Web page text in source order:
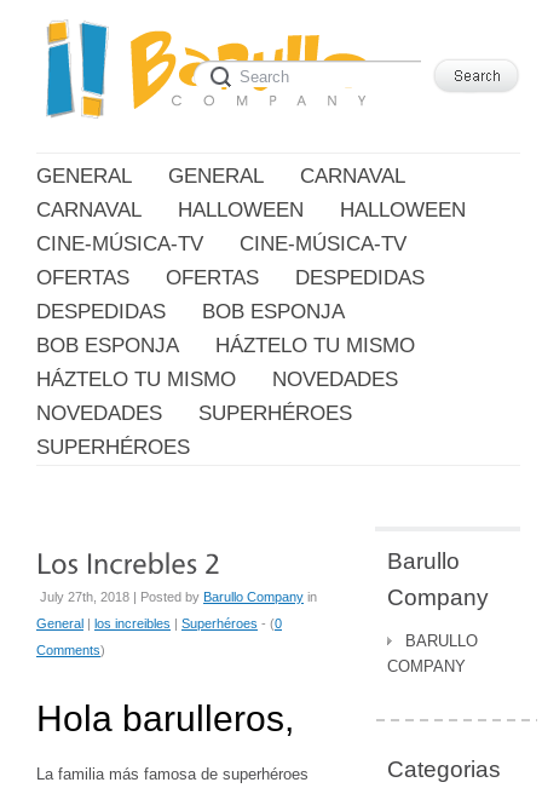
GENERAL GENERAL
CARNAVAL
CARNAVAL
HALLOWEEN
HALLOWEEN
CINE-MÚSICA-TV
CINE-MÚSICA-TV
OFERTAS
OFERTAS
DESPEDIDAS
DESPEDIDAS
BOB ESPONJA
BOB ESPONJA
HÁZTELO TU MISMO
HÁZTELO TU MISMO
NOVEDADES
NOVEDADES
SUPERHÉROES
SUPERHÉROES
July 27th, 2018 | Posted by Barullo Company in
General | los increibles | Superhéroes - (0
Comments)
Hola barulleros,
La familia más famosa de superhéroes
Barullo
Company
BARULLO
COMPANY
Categorias